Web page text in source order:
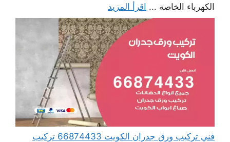
الكهرباء الخاصة ... اقرأ المزيد
فني تركيب ورق جدران الكويت 66874433 تركيب